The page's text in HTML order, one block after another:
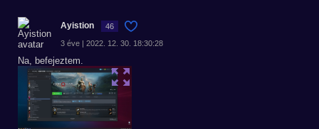
Ayistion 46
3 éve | 2022. 12. 30. 18:30:28
Na, befejeztem.